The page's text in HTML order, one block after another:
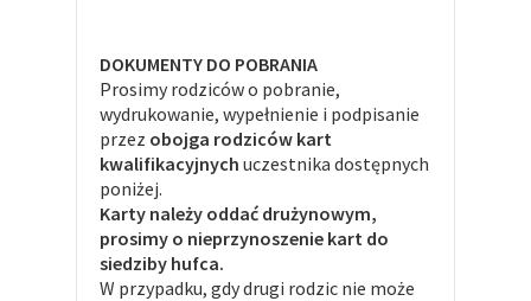
DOKUMENTY DO POBRANIA
Prosimy rodziców o pobranie,
wydrukowanie, wypełnienie i podpisanie
przez obojga rodziców kart
kwalifikacyjnych uczestnika dostępnych
poniżej.
Karty należy oddać drużynowym,
prosimy o nieprzynoszenie kart do
siedziby hufca.
W przypadku, gdy drugi rodzic nie może